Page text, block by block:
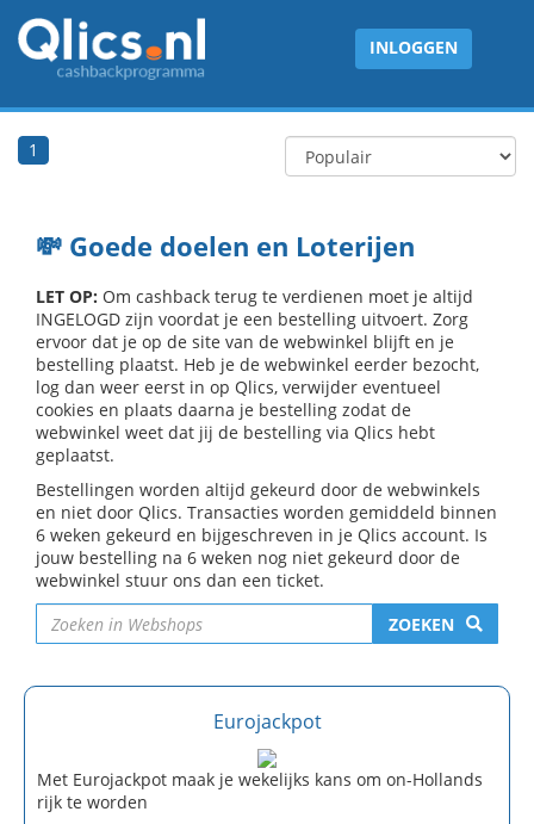
INLOGGEN
1
💸 Goede doelen en Loterijen
LET OP: Om cashback terug te verdienen moet je altijd
INGELOGD zijn voordat je een bestelling uitvoert. Zorg
ervoor dat je op de site van de webwinkel blijft en je
bestelling plaatst. Heb je de webwinkel eerder bezocht,
log dan weer eerst in op Qlics, verwijder eventueel
cookies en plaats daarna je bestelling zodat de
webwinkel weet dat jij de bestelling via Qlics hebt
geplaatst.
Bestellingen worden altijd gekeurd door de webwinkels
en niet door Qlics. Transacties worden gemiddeld binnen
6 weken gekeurd en bijgeschreven in je Qlics account. Is
jouw bestelling na 6 weken nog niet gekeurd door de
webwinkel stuur ons dan een ticket.
ZOEKEN
Eurojackpot
Met Eurojackpot maak je wekelijks kans om on-Hollands
rijk te worden